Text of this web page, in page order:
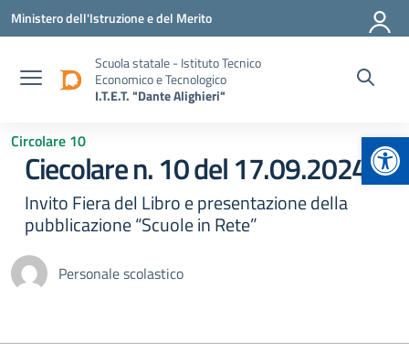
Vai ai contenuti
Vai al menu di navigazione
Vai al footer
Ministero dell'Istruzione e del Merito
Scuola statale - Istituto Tecnico
Economico e Tecnologico
I.T.E.T. "Dante Alighieri"
Circolare 10
Ciecolare n. 10 del 17.09.2024
Invito Fiera del Libro e presentazione della
pubblicazione “Scuole in Rete”
Personale scolastico